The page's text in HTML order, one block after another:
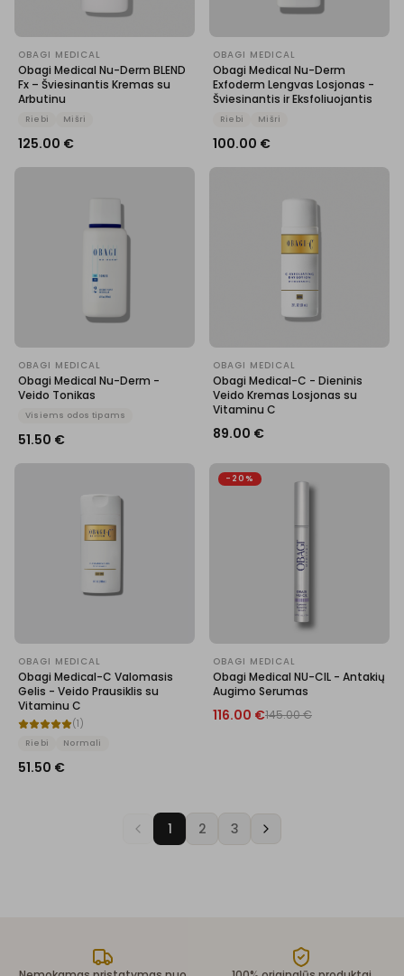
OBAGI MEDICAL
Obagi Medical Nu-Derm BLEND
Fx – Šviesinantis Kremas su
Arbutinu
Riebi Mišri
125.00 €
OBAGI MEDICAL
Obagi Medical Nu-Derm
Exfoderm Lengvas Losjonas -
Šviesinantis ir Eksfoliuojantis
Riebi Mišri
100.00 €
OBAGI MEDICAL
Obagi Medical Nu-Derm -
Veido Tonikas
Visiems odos tipams
51.50 €
OBAGI MEDICAL
Obagi Medical-C - Dieninis
Veido Kremas Losjonas su
Vitaminu C
89.00 €
OBAGI MEDICAL
Obagi Medical-C Valomasis
Gelis - Veido Prausiklis su
Vitaminu C
(1 )
Riebi Normali
51.50 €
-20%
OBAGI MEDICAL
Obagi Medical NU-CIL - Antakių
Augimo Serumas
116.00 €145.00€
1 2 3